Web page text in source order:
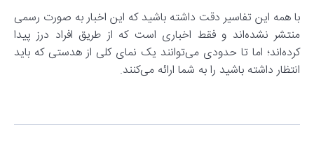
با همه این تفاسیر دقت داشته باشید که این اخبار به صورت رسمی
منتشر نشده‌اند و فقط اخباری است که از طریق افراد درز پیدا
کرده‌اند؛ اما تا حدودی می‌توانند یک‌ نمای کلی از هدستی که باید
انتظار داشته باشید را به شما ارائه می‌کنند.